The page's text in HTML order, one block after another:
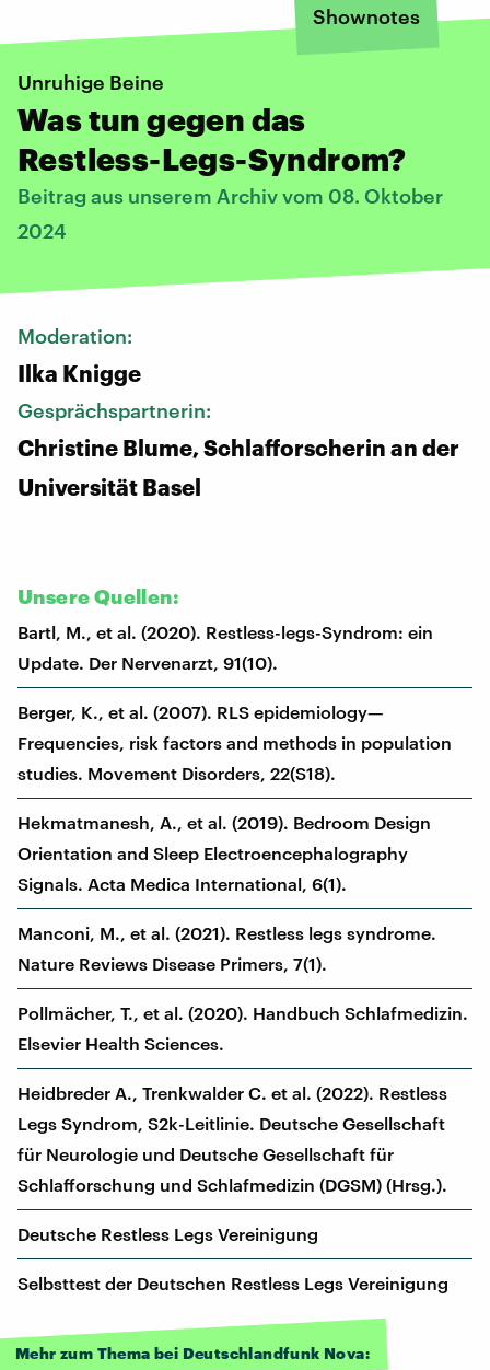
Shownotes
Unruhige Beine
Was tun gegen das
Restless-Legs-Syndrom?
Beitrag aus unserem Archiv vom 08. Oktober
2024
Moderation:
Ilka Knigge
Gesprächspartnerin:
Christine Blume, Schlafforscherin an der
Universität Basel
Unsere Quellen:
Bartl, M., et al. (2020). Restless-legs-Syndrom: ein
Update. Der Nervenarzt, 91(10).
Berger, K., et al. (2007). RLS epidemiology—
Frequencies, risk factors and methods in population
studies. Movement Disorders, 22(S18).
Hekmatmanesh, A., et al. (2019). Bedroom Design
Orientation and Sleep Electroencephalography
Signals. Acta Medica International, 6(1).
Manconi, M., et al. (2021). Restless legs syndrome.
Nature Reviews Disease Primers, 7(1).
Pollmächer, T., et al. (2020). Handbuch Schlafmedizin.
Elsevier Health Sciences.
Heidbreder A., Trenkwalder C. et al. (2022). Restless
Legs Syndrom, S2k-Leitlinie. Deutsche Gesellschaft
für Neurologie und Deutsche Gesellschaft für
Schlafforschung und Schlafmedizin (DGSM) (Hrsg.).
Deutsche Restless Legs Vereinigung
Selbsttest der Deutschen Restless Legs Vereinigung
Mehr zum Thema bei Deutschlandfunk Nova: